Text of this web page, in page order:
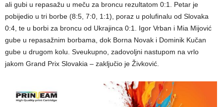
ali gubi u repasažu u meču za broncu rezultatom 0:1. Petar je
pobijedio u tri borbe (8:5, 7:0, 1:1), poraz u polufinalu od Slovaka
0:4, te u borbi za broncu od Ukrajinca 0:1. Igor Vrban i Mia Mijović
gube u repasažnim borbama, dok Borna Novak i Dominik Kučan
gube u drugom kolu. Sveukupno, zadovoljni nastupom na vrlo
jakom Grand Prix Slovakia – zaključio je Živković.